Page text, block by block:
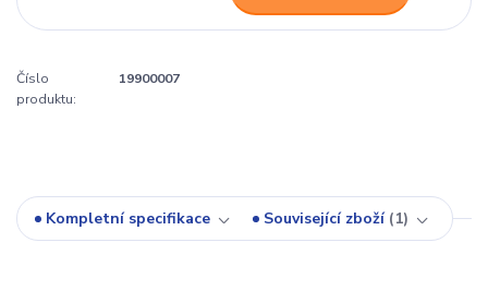
Číslo
produktu:
19900007
Kompletní specifikace Související zboží 1